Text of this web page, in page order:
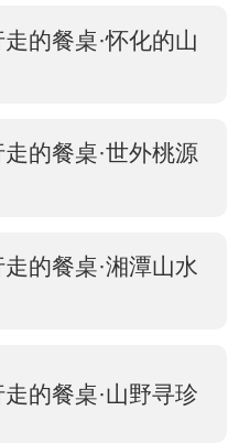
的餐桌·怀化的山
的餐桌·世外桃源
的餐桌·湘潭山水
的餐桌·山野寻珍